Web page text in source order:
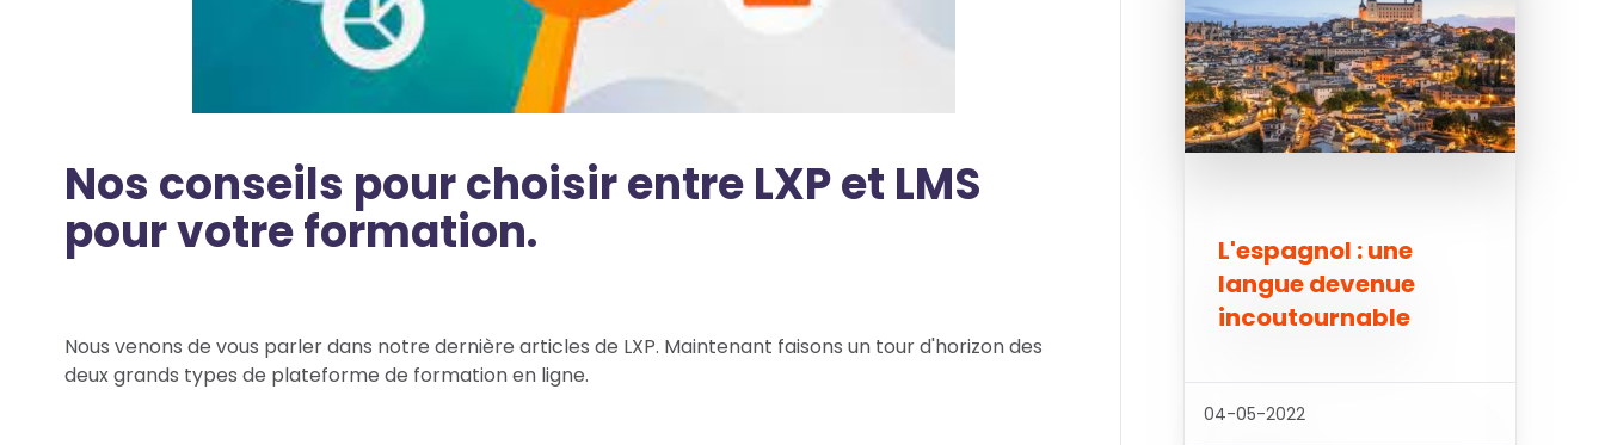
Nos conseils pour choisir entre LXP et LMS
pour votre formation.
Nous venons de vous parler dans notre dernière articles de LXP. Maintenant faisons un tour d'horizon des
deux grands types de plateforme de formation en ligne.
L'espagnol : une
langue devenue
incoutournable
04-05-2022